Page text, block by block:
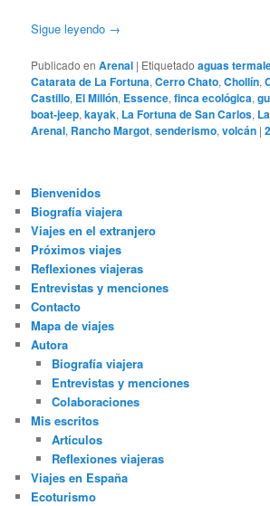
Sigue leyendo →
Publicado en Arenal | Etiquetado aguas
Catarata de La Fortuna,Cerro Chato,Chollín,
Castillo, El Millón, Essence,finca ecológica,
boat-jeep,kayak, La Fortuna de San Carlos,
Arenal, Rancho Margot,senderismo,volcán |
Bienvenidos
Biografía viajera
Viajes en el extranjero
Próximos viajes
Reflexiones viajeras
Entrevistas y menciones
Contacto
Mapa de viajes
Autora
Biografía viajera
Entrevistas y menciones
Colaboraciones
Mis escritos
Artículos
Reflexiones viajeras
Viajes en España
Ecoturismo